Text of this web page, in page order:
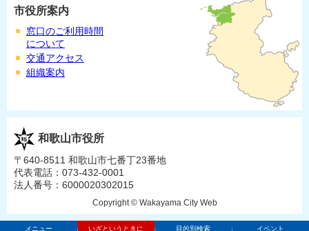
メニュー いざというときに 目的別検索 イベント
市役所案内
窓口のご利用時間
について
交通アクセス
組織案内
和歌山市役所
〒640-8511 和歌山市七番丁23番地
代表電話：073-432-0001
法人番号：6000020302015
Copyright © Wakayama City Web